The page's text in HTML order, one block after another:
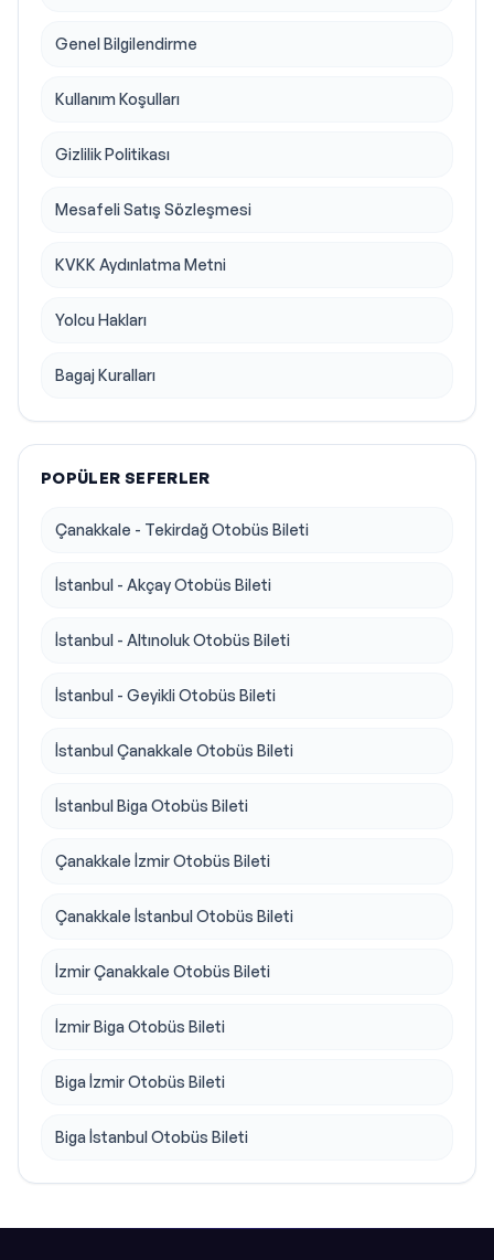
Genel Bilgilendirme
Kullanım Koşulları
Gizlilik Politikası
Mesafeli Satış Sözleşmesi
KVKK Aydınlatma Metni
Yolcu Hakları
Bagaj Kuralları
POPÜLER SEFERLER
Çanakkale - Tekirdağ Otobüs Bileti
İstanbul - Akçay Otobüs Bileti
İstanbul - Altınoluk Otobüs Bileti
İstanbul - Geyikli Otobüs Bileti
İstanbul Çanakkale Otobüs Bileti
İstanbul Biga Otobüs Bileti
Çanakkale İzmir Otobüs Bileti
Çanakkale İstanbul Otobüs Bileti
İzmir Çanakkale Otobüs Bileti
İzmir Biga Otobüs Bileti
Biga İzmir Otobüs Bileti
Biga İstanbul Otobüs Bileti